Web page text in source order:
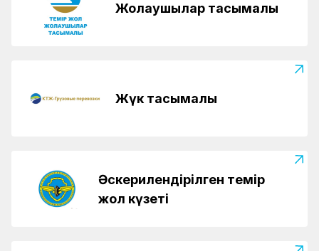
Жолаушылар тасымалы
Жүк тасымалы
Әскерилендірілген темір
жол күзеті